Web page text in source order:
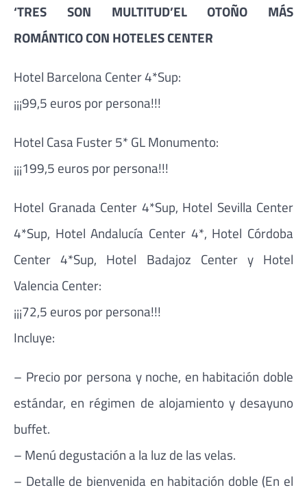
‘TRES SON MULTITUD’EL OTOÑO MÁS
ROMÁNTICO CON HOTELES CENTER
Hotel Barcelona Center 4*Sup:
¡¡¡99,5 euros por persona!!!
Hotel Casa Fuster 5* GL Monumento:
¡¡¡199,5 euros por persona!!!
Hotel Granada Center 4*Sup, Hotel Sevilla Center
4*Sup, Hotel Andalucía Center 4*, Hotel Córdoba
Center 4*Sup, Hotel Badajoz Center y Hotel
Valencia Center:
¡¡¡72,5 euros por persona!!!
Incluye:
– Precio por persona y noche, en habitación doble
estándar, en régimen de alojamiento y desayuno
buffet.
– Menú degustación a la luz de las velas.
– Detalle de bienvenida en habitación doble (En el